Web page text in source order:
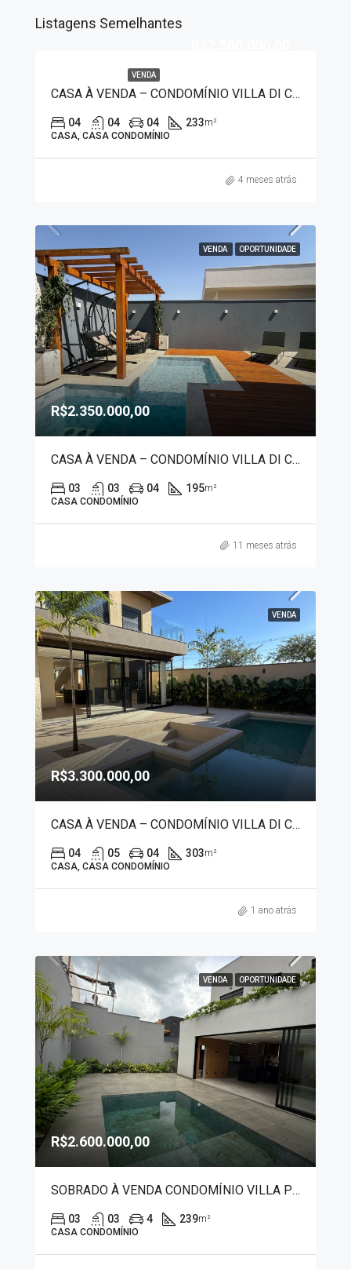
Listagens Semelhantes
VENDA
CASA À VENDA – CONDOMÍNIO VILLA DI CAPRI 7510
04 04 04 233m²
CASA, CASA CONDOMÍNIO
4 meses atrás
VENDA OPORTUNIDADE
R$2.350.000,00
CASA À VENDA – CONDOMÍNIO VILLA DI CAPRI 7459
03 03 04 195m²
CASA CONDOMÍNIO
11 meses atrás
VENDA
R$3.300.000,00
CASA À VENDA – CONDOMÍNIO VILLA DI CAPRI 7443
04 05 04 303m²
CASA, CASA CONDOMÍNIO
1 ano atrás
VENDA OPORTUNIDADE
R$2.600.000,00
SOBRADO À VENDA CONDOMÍNIO VILLA PIEMONTE 9315
03 03 4 239m²
CASA CONDOMÍNIO